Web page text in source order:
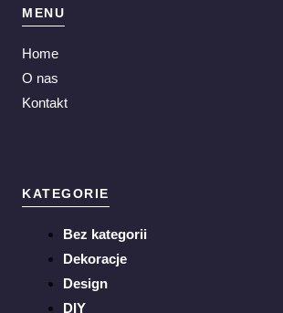
MENU
Home
O nas
Kontakt
KATEGORIE
Bez kategorii
Dekoracje
Design
DIY